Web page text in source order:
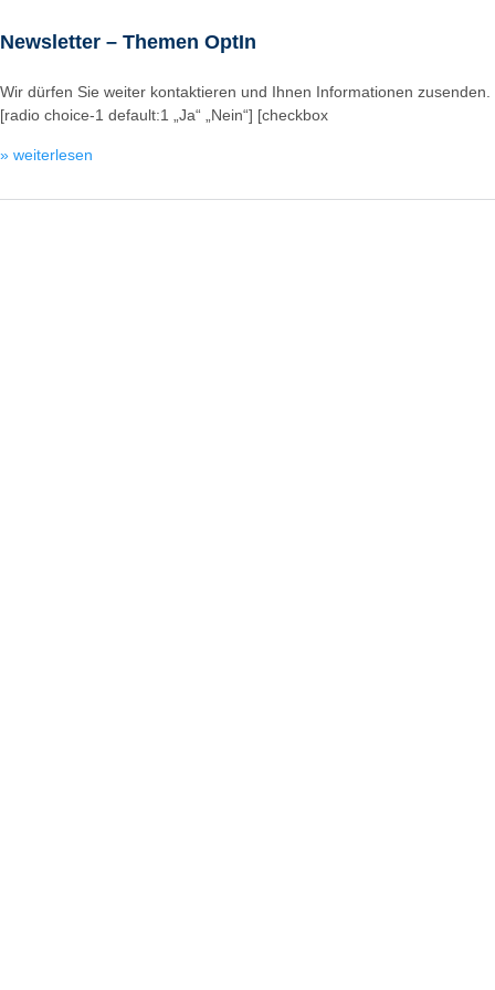
Newsletter – Themen OptIn
Wir dürfen Sie weiter kontaktieren und Ihnen Informationen zusenden.
[radio choice-1 default:1 „Ja“ „Nein“] [checkbox
» weiterlesen